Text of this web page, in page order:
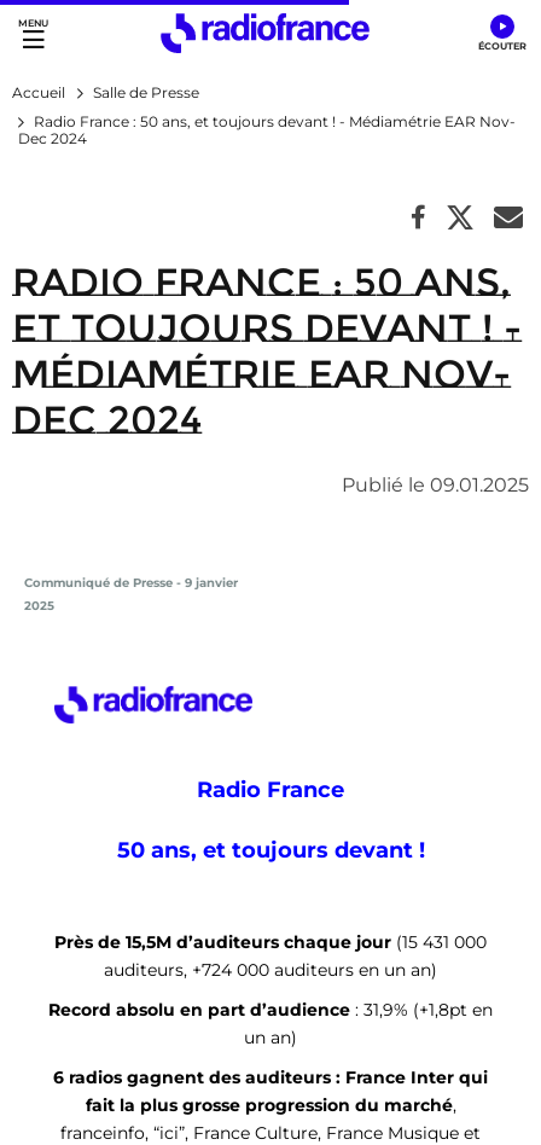
Accès direct :
Menu principal
Contenu
Accueil
Salle de Presse
Radio France : 50 ans, et toujours devant ! - Médiamétrie EAR Nov-
Dec 2024
Radio France : 50 ans,
et toujours devant ! -
Médiamétrie EAR Nov-
Dec 2024
Publié le 09.01.2025
Communiqué de Presse - 9 janvier
2025
Radio France
50 ans, et toujours devant !
Près de 15,5M d’auditeurs chaque jour (15 431 000
auditeurs, +724 000 auditeurs en un an)
Record absolu en part d’audience : 31,9% (+1,8pt en
un an)
6 radios gagnent des auditeurs : France Inter qui
fait la plus grosse progression du marché,
franceinfo, “ici”, France Culture, France Musique et